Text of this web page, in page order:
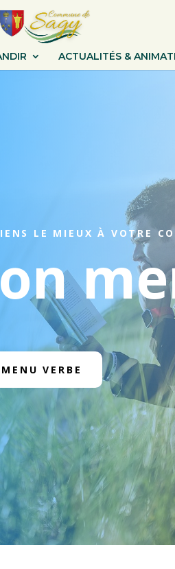
ACTUALITÉS &
LE MIEUX À VOTRE
MENU VERBE